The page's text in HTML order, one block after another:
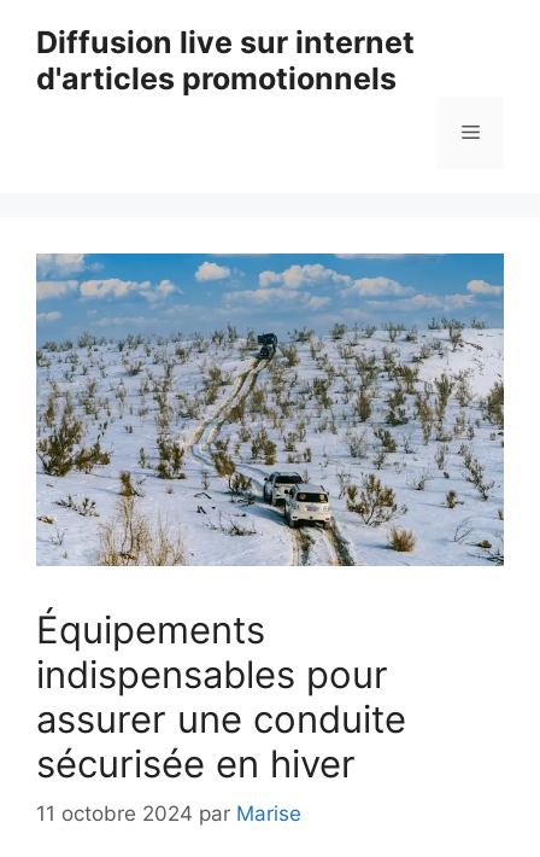
contenu
Diffusion live sur internet
d'articles promotionnels
Menu
Équipements
indispensables pour
assurer une conduite
sécurisée en hiver
11 octobre 2024 par Marise